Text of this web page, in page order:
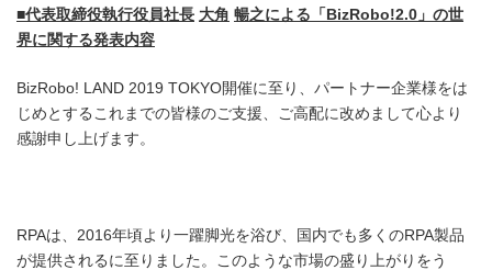
■代表取締役執行役員社長 大角 暢之による 「BizRobo!2.0 」の世
界に関する発表内容
BizRobo! LAND 2019 TOKYO開催に至り、パートナー企業様をは
じめとするこれまでの皆様のご支援、ご高配に改めまして心より
感謝申し上げます。
RPAは、2016年頃より一躍脚光を浴び、国内でも多くのRPA製品
が提供されるに至りました。このような市場の盛り上がりをう